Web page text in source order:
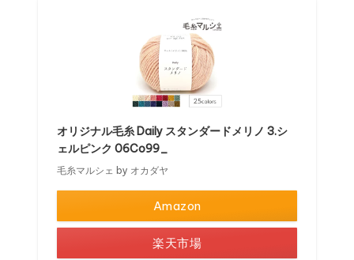
オリジナル毛糸 Daily スタンダードメリノ 3.シ
ェルピンク 06Co99_
毛糸マルシェ by オカダヤ
Amazon
楽天市場